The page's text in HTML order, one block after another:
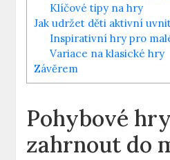
Klíčové tipy na hry
Jak udržet děti aktivní
Inspirativní hry pro
Variace na klasické hry
Závěrem
Pohybové
zahrnout do